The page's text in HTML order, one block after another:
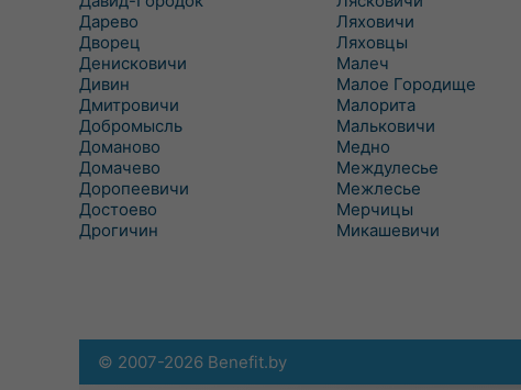
Дарево
Дворец
Денисковичи
Дивин
Дмитровичи
Добромысль
Доманово
Домачево
Доропеевичи
Достоево
Дрогичин
Ляховичи
Ляховцы
Малеч
Малое Городище
Малорита
Мальковичи
Медно
Междулесье
Межлесье
Мерчицы
Микашевичи
© 2007-2026 Benefit.by